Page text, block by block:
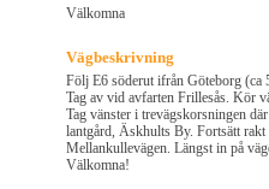
Välkomna
Vägbeskrivning
Följ E6 söderut ifrån Göteborg
Tag av vid avfarten Frillesås. Kör
Tag vänster i trevägskorsningen
lantgård, Äskhults By. Fortsätt
Mellankullevägen. Längst in på
Välkomna!